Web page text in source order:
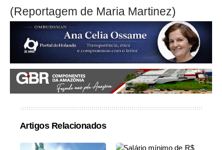
(Reportagem de Maria Martinez)
Artigos Relacionados